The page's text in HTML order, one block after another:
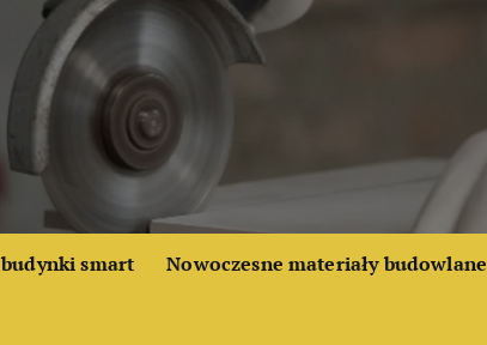
smart Nowoczesne materiały budowlane